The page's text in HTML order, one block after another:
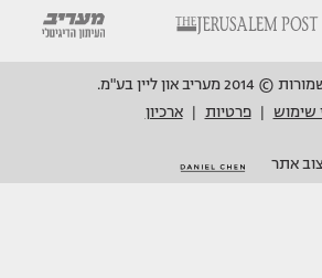
און ליין בע"מ.
שימוש
פרטיות ארכיון
אתר